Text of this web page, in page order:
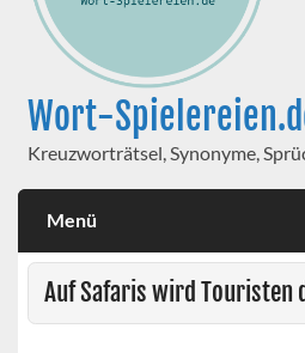
Wort-
Kreuzworträtsel, Synonyme,
Menü
Auf Safaris wird Touristen